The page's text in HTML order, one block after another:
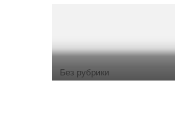
Без рубрики